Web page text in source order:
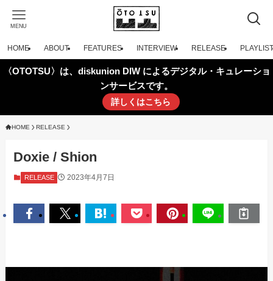
MENU
HOME ABOUT FEATURES INTERVIEW RELEASE PLAYLIST
〈OTOTSU〉は、diskunion DIW によるデジタル・キュレーショ
ンサービスです。
詳しくはこちら
HOME RELEASE
Doxie / Shion
RELEASE 2023年4月7日